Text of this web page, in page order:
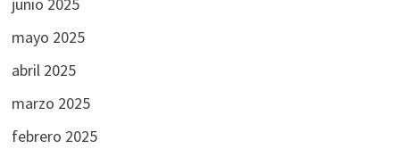
mayo 2025
abril 2025
marzo 2025
febrero 2025